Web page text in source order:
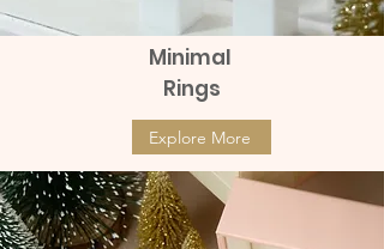
Minimal
Rings
Explore More